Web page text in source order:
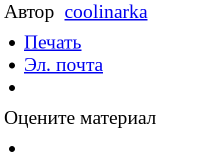
Автор coolinarka
Печать
Эл. почта
Оцените материал